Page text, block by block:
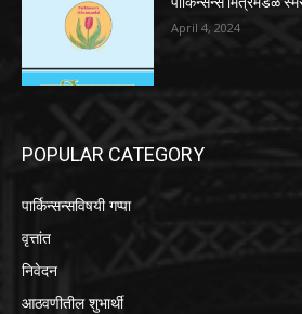
April 4, 2024
POPULAR CATEGORY
पार्किन्सन्सविषयी गप्पा
वृत्तांत
निवेदन
आठवणीतील शुभार्थी